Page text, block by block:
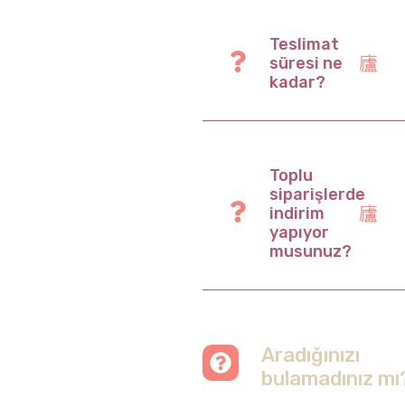
Teslimat
süresi ne
kadar?
Toplu
siparişlerde
indirim
yapıyor
musunuz?
Aradığınızı
bulamadınız